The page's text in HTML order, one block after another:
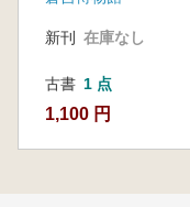
新刊 在庫なし
古書 1 点
1,100 円